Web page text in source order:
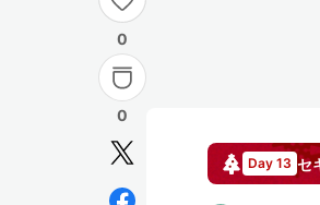
0
0
Day 13 セ